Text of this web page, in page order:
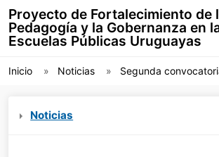
Proyecto de Fortalecimiento de
Pedagogía y la Gobernanza en
Escuelas Públicas Uruguayas
Inicio Noticias Segunda
Noticias